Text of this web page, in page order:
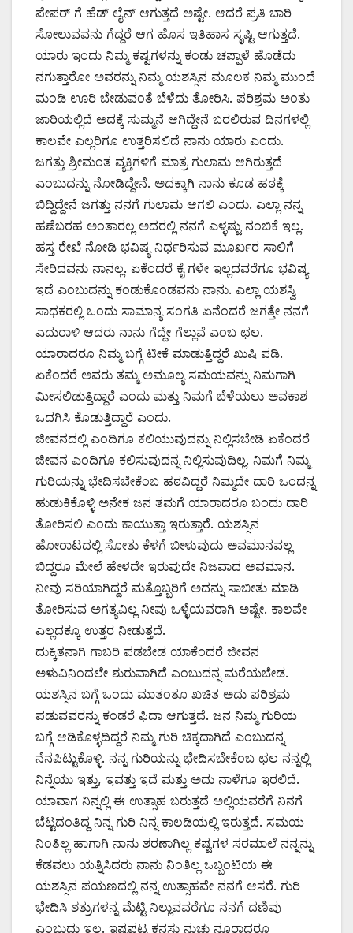
ಪೇಪರ್ ಗೆ ಹೆಡ್ ಲೈನ್ ಆಗುತ್ತದೆ ಅಷ್ಟೇ. ಆದರೆ ಪ್ರತಿ ಬಾರಿ
ಸೋಲುವವನು ಗೆದ್ದರೆ ಆಗ ಹೊಸ ಇತಿಹಾಸ ಸೃಷ್ಟಿ ಆಗುತ್ತದೆ.
ಯಾರು ಇಂದು ನಿಮ್ಮ ಕಷ್ಟಗಳನ್ನು ಕಂಡು ಚಪ್ಪಾಳೆ ಹೊಡೆದು
ನಗುತ್ತಾರೋ ಅವರನ್ನು ನಿಮ್ಮ ಯಶಸ್ಸಿನ ಮೂಲಕ ನಿಮ್ಮ ಮುಂದೆ
ಮಂಡಿ ಊರಿ ಬೇಡುವಂತೆ ಬೆಳೆದು ತೋರಿಸಿ. ಪರಿಶ್ರಮ ಅಂತು
ಜಾರಿಯಲ್ಲಿದೆ ಅದಕ್ಕೆ ಸುಮ್ಮನೆ ಆಗಿದ್ದೇನೆ ಬರಲಿರುವ ದಿನಗಳಲ್ಲಿ
ಕಾಲವೇ ಎಲ್ಲರಿಗೂ ಉತ್ತರಿಸಲಿದೆ ನಾನು ಯಾರು ಎಂದು.
ಜಗತ್ತು ಶ್ರೀಮಂತ ವ್ಯಕ್ತಿಗಳಿಗೆ ಮಾತ್ರ ಗುಲಾಮ ಆಗಿರುತ್ತದೆ
ಎಂಬುದನ್ನು ನೋಡಿದ್ದೇನೆ. ಅದಕ್ಕಾಗಿ ನಾನು ಕೂಡ ಹಠಕ್ಕೆ
ಬಿದ್ದಿದ್ದೇನೆ ಜಗತ್ತು ನನಗೆ ಗುಲಾಮ ಆಗಲಿ ಎಂದು. ಎಲ್ಲಾ ನನ್ನ
ಹಣೆಬರಹ ಅಂತಾರಲ್ಲ ಅದರಲ್ಲಿ ನನಗೆ ಎಳ್ಳಷ್ಟು ನಂಬಿಕೆ ಇಲ್ಲ.
ಹಸ್ತ ರೇಖೆ ನೋಡಿ ಭವಿಷ್ಯ ನಿರ್ಧರಿಸುವ ಮೂರ್ಖರ ಸಾಲಿಗೆ
ಸೇರಿದವನು ನಾನಲ್ಲ. ಏಕೆಂದರೆ ಕೈ ಗಳೇ ಇಲ್ಲದವರೆಗೂ ಭವಿಷ್ಯ
ಇದೆ ಎಂಬುದನ್ನು ಕಂಡುಕೊಂಡವನು ನಾನು. ಎಲ್ಲಾ ಯಶಸ್ವಿ
ಸಾಧಕರಲ್ಲಿ ಒಂದು ಸಾಮಾನ್ಯ ಸಂಗತಿ ಏನೆಂದರೆ ಜಗತ್ತೇ ನನಗೆ
ಎದುರಾಳಿ ಆದರು ನಾನು ಗೆದ್ದೇ ಗೆಲ್ಲುವೆ ಎಂಬ ಛಲ.
ಯಾರಾದರೂ ನಿಮ್ಮ ಬಗ್ಗೆ ಟೀಕೆ ಮಾಡುತ್ತಿದ್ದರೆ ಖುಷಿ ಪಡಿ.
ಏಕೆಂದರೆ ಅವರು ತಮ್ಮ ಅಮೂಲ್ಯ ಸಮಯವನ್ನು ನಿಮಗಾಗಿ
ಮೀಸಲಿಡುತ್ತಿದ್ದಾರೆ ಎಂದು ಮತ್ತು ನಿಮಗೆ ಬೆಳೆಯಲು ಅವಕಾಶ
ಒದಗಿಸಿ ಕೊಡುತ್ತಿದ್ದಾರೆ ಎಂದು.
ಜೀವನದಲ್ಲಿ ಎಂದಿಗೂ ಕಲಿಯುವುದನ್ನು ನಿಲ್ಲಿಸಬೇಡಿ ಏಕೆಂದರೆ
ಜೀವನ ಎಂದಿಗೂ ಕಲಿಸುವುದನ್ನ ನಿಲ್ಲಿಸುವುದಿಲ್ಲ. ನಿಮಗೆ ನಿಮ್ಮ
ಗುರಿಯನ್ನು ಭೇದಿಸಬೇಕೆಂಬ ಹಠವಿದ್ದರೆ ನಿಮ್ಮದೇ ದಾರಿ ಒಂದನ್ನ
ಹುಡುಕಿಕೊಳ್ಳಿ ಅನೇಕ ಜನ ತಮಗೆ ಯಾರಾದರೂ ಬಂದು ದಾರಿ
ತೋರಿಸಲಿ ಎಂದು ಕಾಯುತ್ತಾ ಇರುತ್ತಾರೆ. ಯಶಸ್ಸಿನ
ಹೋರಾಟದಲ್ಲಿ ಸೋತು ಕೆಳಗೆ ಬೀಳುವುದು ಅವಮಾನವಲ್ಲ
ಬಿದ್ದರೂ ಮೇಲೆ ಹೇಳದೇ ಇರುವುದೇ ನಿಜವಾದ ಅವಮಾನ.
ನೀವು ಸರಿಯಾಗಿದ್ದರೆ ಮತ್ತೊಬ್ಬರಿಗೆ ಅದನ್ನು ಸಾಬೀತು ಮಾಡಿ
ತೋರಿಸುವ ಅಗತ್ಯವಿಲ್ಲ ನೀವು ಒಳ್ಳೆಯವರಾಗಿ ಅಷ್ಟೇ. ಕಾಲವೇ
ಎಲ್ಲದಕ್ಕೂ ಉತ್ತರ ನೀಡುತ್ತದೆ.
ದುಕ್ಕಿತನಾಗಿ ಗಾಬರಿ ಪಡಬೇಡ ಯಾಕೆಂದರೆ ಜೀವನ
ಅಳುವಿನಿಂದಲೇ ಶುರುವಾಗಿದೆ ಎಂಬುದನ್ನ ಮರೆಯಬೇಡ.
ಯಶಸ್ಸಿನ ಬಗ್ಗೆ ಒಂದು ಮಾತಂತೂ ಖಚಿತ ಅದು ಪರಿಶ್ರಮ
ಪಡುವವರನ್ನು ಕಂಡರೆ ಫಿದಾ ಆಗುತ್ತದೆ. ಜನ ನಿಮ್ಮ ಗುರಿಯ
ಬಗ್ಗೆ ಆಡಿಕೊಳ್ಳದಿದ್ದರೆ ನಿಮ್ಮ ಗುರಿ ಚಿಕ್ಕದಾಗಿದೆ ಎಂಬುದನ್ನ
ನೆನಪಿಟ್ಟುಕೊಳ್ಳಿ. ನನ್ನ ಗುರಿಯನ್ನು ಭೇದಿಸಬೇಕೆಂಬ ಛಲ ನನ್ನಲ್ಲಿ
ನಿನ್ನೆಯು ಇತ್ತು, ಇವತ್ತು ಇದೆ ಮತ್ತು ಅದು ನಾಳೆಗೂ ಇರಲಿದೆ.
ಯಾವಾಗ ನಿನ್ನಲ್ಲಿ ಈ ಉತ್ಸಾಹ ಬರುತ್ತದೆ ಅಲ್ಲಿಯವರೆಗೆ ನಿನಗೆ
ಬೆಟ್ಟದಂತಿದ್ದ ನಿನ್ನ ಗುರಿ ನಿನ್ನ ಕಾಲಡಿಯಲ್ಲಿ ಇರುತ್ತದೆ. ಸಮಯ
ನಿಂತಿಲ್ಲ ಹಾಗಾಗಿ ನಾನು ಶರಣಾಗಿಲ್ಲ ಕಷ್ಟಗಳ ಸರಮಾಲೆ ನನ್ನನ್ನು
ಕೆಡವಲು ಯತ್ನಿಸಿದರು ನಾನು ನಿಂತಿಲ್ಲ ಒಬ್ಬಂಟಿಯ ಈ
ಯಶಸ್ಸಿನ ಪಯಣದಲ್ಲಿ ನನ್ನ ಉತ್ಸಾಹವೇ ನನಗೆ ಆಸರೆ. ಗುರಿ
ಭೇದಿಸಿ ಶತ್ರುಗಳನ್ನ ಮೆಟ್ಟಿ ನಿಲ್ಲುವವರೆಗೂ ನನಗೆ ದಣಿವು
ಎಂಬುದು ಇಲ್ಲ. ಇಷ್ಟಪಟ್ಟ ಕನಸು ನುಚ್ಚು ನೂರಾದರೂ